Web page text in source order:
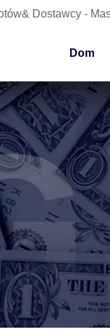
Dostawcy -
Dom